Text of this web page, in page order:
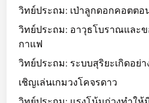
วิทย์ประถม: เป่าลูกดอกคอตตอ
วิทย์ประถม: อาวุธโบราณและ
กาแฟ
วิทย์ประถม: ระบบสุริยะเกิดอย่า
เชิญเล่นเกมวงโคจรดาว